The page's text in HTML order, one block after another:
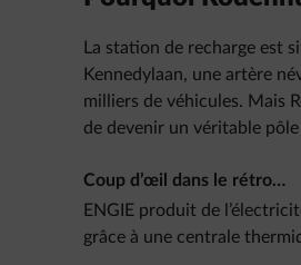
La station de recharge est
Kennedylaan, une artère
milliers de véhicules. Mais
de devenir un véritable pôle
Coup d’œil dans le rétro…
ENGIE produit de
grâce à une centrale